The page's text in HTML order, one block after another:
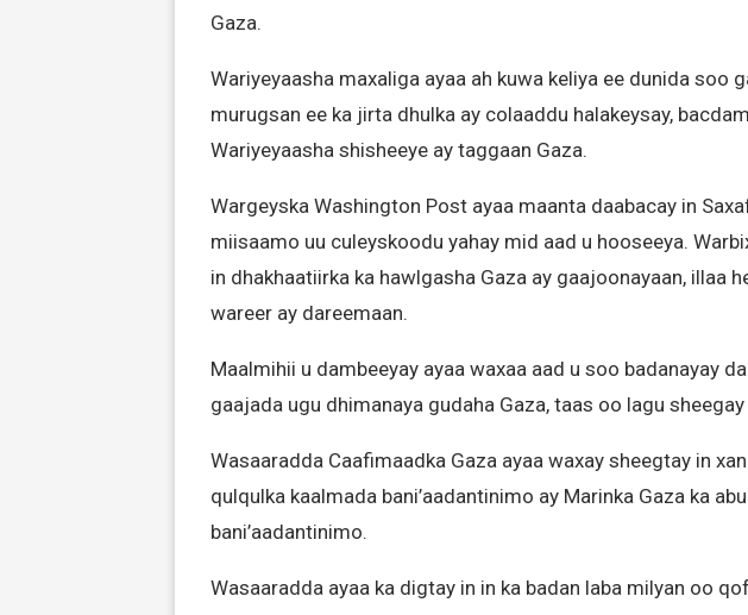
Gaza.
Wariyeyaasha maxaliga ayaa ah kuwa keliya ee dunida soo
murugsan ee ka jirta dhulka ay colaaddu halakeysay,
Wariyeyaasha shisheeye ay taggaan Gaza.
Wargeyska Washington Post ayaa maanta daabacay in
miisaamo uu culeyskoodu yahay mid aad u hooseeya.
in dhakhaatiirka ka hawlgasha Gaza ay gaajoonayaan, illaa
wareer ay dareemaan.
Maalmihii u dambeeyay ayaa waxaa aad u soo badanayay
gaajada ugu dhimanaya gudaha Gaza, taas oo lagu
Wasaaradda Caafimaadka Gaza ayaa waxay sheegtay in
qulqulka kaalmada bani’aadantinimo ay Marinka Gaza ka
bani’aadantinimo.
Wasaaradda ayaa ka digtay in in ka badan laba milyan oo